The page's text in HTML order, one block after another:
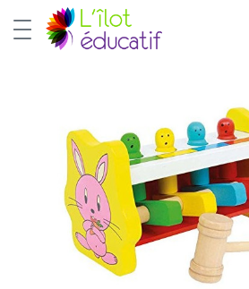
PROMO !